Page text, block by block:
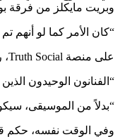
وبريت مايكلز من فرقة
“كان الأمر كما لو
على منصة Truth Social، رد ترامب قائلاً إنه يفكر في استبدال الفنانين الذين يصابون بـ “المشاكل” بتثبيت نفسه كفنان رئيسي.
“الفنانون الوحيدون الذين لم
“بدلاً من الموسيقى،
وفي الوقت نفسه، حكم